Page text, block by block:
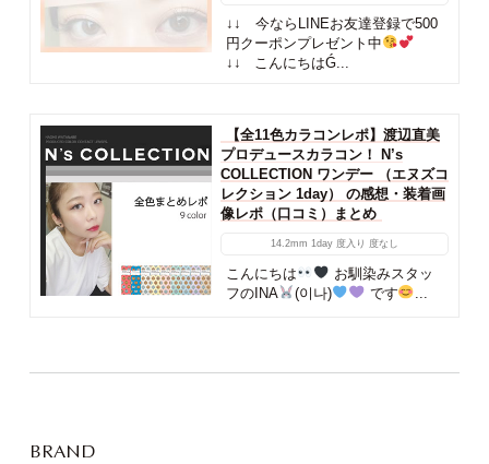
↓↓ 今ならLINEお友達登録で500
円クーポンプレゼント中
↓↓ こんにちはǴ...
【全11色カラコンレポ】渡辺直美
プロデュースカラコン！ N’s
COLLECTION ワンデー （エヌズコ
レクション 1day） の感想・装着画
像レポ（口コミ）まとめ
14.2mm 1day 度入り 度なし
こんにちは
お馴染みスタッ
フのINA
(이나) です
BRAND